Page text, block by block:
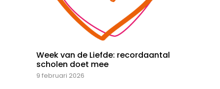
Week van de Liefde: recordaantal
scholen doet mee
9 februari 2026